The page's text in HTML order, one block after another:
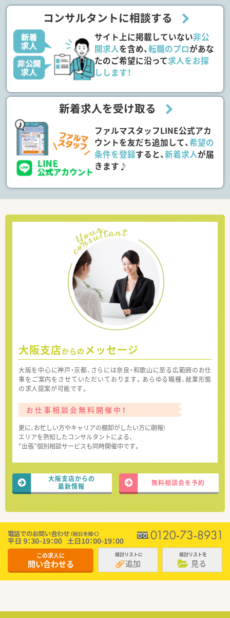
コンサルタントに相談する
サイト上に掲載していない非公
開求人を含め、転職のプロがあな
たのご希望に沿って求人をお探
しします！
新着求人を受け取る
ファルマスタッフLINE公式アカ
ウントを友だち追加して、希望の
条件を登録すると、新着求人が届
きます♪
大阪支店からの メッセージ
大阪を中心に神戸・京都、さらには奈良・和歌山に至る広範囲のお仕
事をご案内をさせていただいております。あらゆる職種、就業形態
の求人提案が可能です。
お仕事相談会無料開催中！
更に、お忙しい方やキャリアの棚卸がしたい方に朗報!
エリアを熟知したコンサルタントによる、
“出張”個別相談サービスも同時開催中です。
大阪支店からの
最新情報
無料相談会を予約
この求人に
問い合わせる
検討リストに
追加
検討リストを
見る